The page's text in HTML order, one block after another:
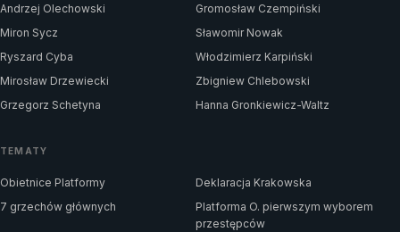
Andrzej Olechowski
Gromosław Czempiński
Miron Sycz
Sławomir Nowak
Ryszard Cyba
Włodzimierz Karpiński
Mirosław Drzewiecki
Zbigniew Chlebowski
Grzegorz Schetyna
Hanna Gronkiewicz-Waltz
TEMATY
Obietnice Platformy
Deklaracja Krakowska
7 grzechów głównych
Platforma O. pierwszym wyborem
przestępców